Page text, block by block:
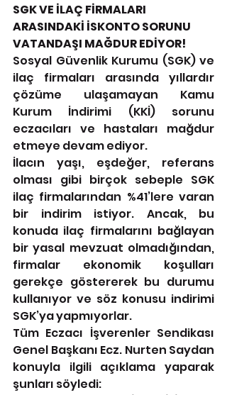
SGK VE İLAÇ FİRMALARI
ARASINDAKİ İSKONTO SORUNU
VATANDAŞI MAĞDUR EDİYOR!
Sosyal Güvenlik Kurumu (SGK) ve
ilaç firmaları arasında yıllardır
çözüme ulaşamayan Kamu
Kurum İndirimi (KKİ) sorunu
eczacıları ve hastaları mağdur
etmeye devam ediyor.
İlacın yaşı, eşdeğer, referans
olması gibi birçok sebeple SGK
ilaç firmalarından %41’lere varan
bir indirim istiyor. Ancak, bu
konuda ilaç firmalarını bağlayan
bir yasal mevzuat olmadığından,
firmalar ekonomik koşulları
gerekçe göstererek bu durumu
kullanıyor ve söz konusu indirimi
SGK’ya yapmıyorlar.
Tüm Eczacı İşverenler Sendikası
Genel Başkanı Ecz. Nurten Saydan
konuyla ilgili açıklama yaparak
şunları söyledi: